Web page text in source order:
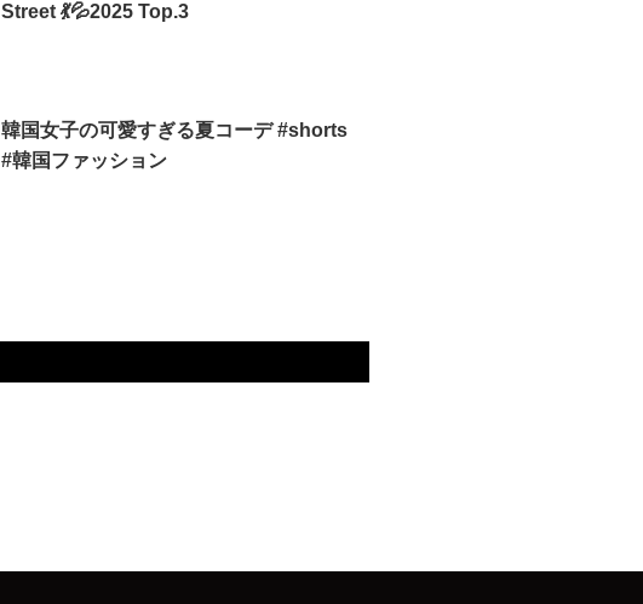
Street 💃💦2025 Top.3
韓国女子の可愛すぎる夏コーデ #shorts
#韓国ファッション